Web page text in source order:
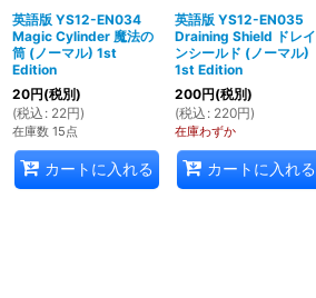
英語版 YS12-EN034
Magic Cylinder 魔法の
筒 (ノーマル) 1st
Edition
20円(税別)
(税込 : 22円)
在庫数 15点
カートに入れる
英語版 YS12-EN035
Draining Shield ドレイ
ンシールド (ノーマル)
1st Edition
200円(税別)
(税込 : 220円)
在庫わずか
カートに入れる